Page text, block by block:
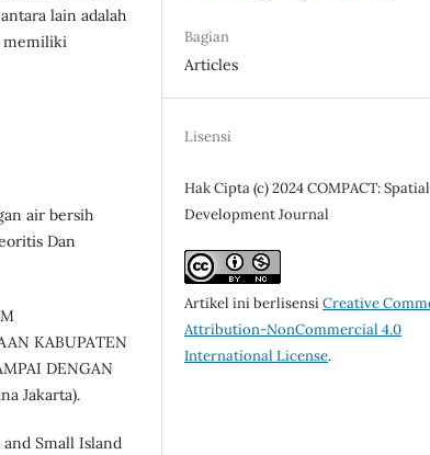
lain adalah
memiliki
air bersih
Dan
KABUPATEN
DENGAN
Jakarta).
and Small Island
Bagian
Articles
Lisensi
Hak Cipta (c) 2024 COMPACT: Spatial
Development Journal
Artikel ini berlisensiCreative
Attribution-NonCommercial 4.0
International License.